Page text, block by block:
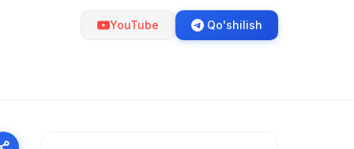
YouTube Qo'shilish